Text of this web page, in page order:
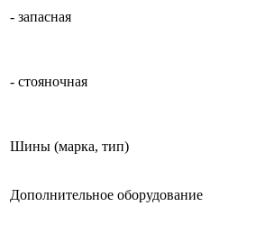
- запасная
- стояночная
Шины (марка, тип)
Дополнительное оборудование